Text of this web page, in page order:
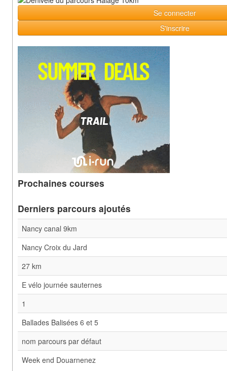
Se connecter
S'inscrire
Prochaines courses
Derniers parcours ajoutés
Nancy canal 9km
Nancy Croix du Jard
27 km
E vélo journée sauternes
1
Ballades Balisées 6 et 5
nom parcours par défaut
Week end Douarnenez